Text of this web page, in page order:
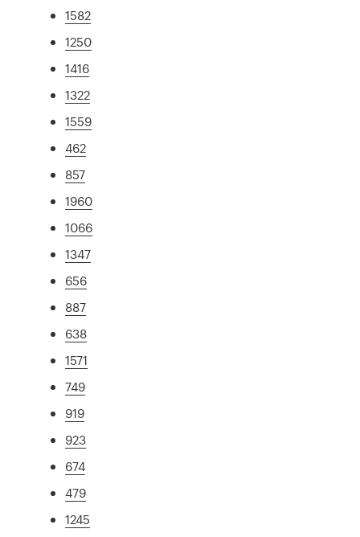
1582
1250
1416
1322
1559
462
857
1960
1066
1347
656
887
638
1571
749
919
923
674
479
1245